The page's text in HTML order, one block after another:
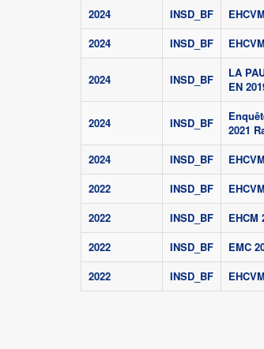
2024
INSD_BF
2024
INSD_BF
2024 INSD_BF
LA
EN
2024 INSD_BF
2021
2024 INSD_BF
2022
INSD_BF
2022
INSD_BF EHCM
2022
INSD_BF EMC
2022
INSD_BF